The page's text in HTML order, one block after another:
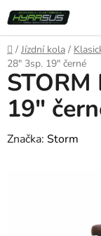
Přejít
na
obsah
Domů
/ Jízdní kola /
28" 3sp. 19" černé
19"
Značka: Storm